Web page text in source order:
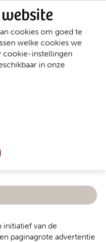
het nieuws
advertentie
maken zich zorgen over
brief lezen die onze
van de Protestants
op datzelfde bericht in
en
initiatief van de
paginagrote advertentie
cookies om goed te
welke cookies we
cookie-instellingen
in onze